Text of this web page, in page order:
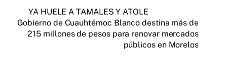
YA HUELE A TAMALES Y ATOLE
Gobierno de Cuauhtémoc Blanco destina más de
215 millones de pesos para renovar mercados
públicos en Morelos